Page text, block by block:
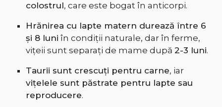
colostrul, care este bogat în anticorpi.
Hrănirea cu lapte matern durează între 6
și 8 luni în condiții naturale, dar în ferme,
vițeii sunt separați de mame după 2-3 luni.
Taurii sunt crescuți pentru carne, iar
vițelele sunt păstrate pentru lapte sau
reproducere.